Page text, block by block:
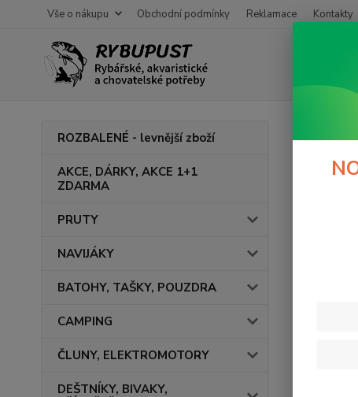
Vše o nákupu Obchodní podmínky Reklamace Kontakty
ROZBALENÉ - levnější zboží
AKCE, DÁRKY, AKCE 1+1
ZDARMA
PRUTY
NAVIJÁKY
BATOHY, TAŠKY, POUZDRA
CAMPING
ČLUNY, ELEKTROMOTORY
DEŠTNÍKY, BIVAKY,